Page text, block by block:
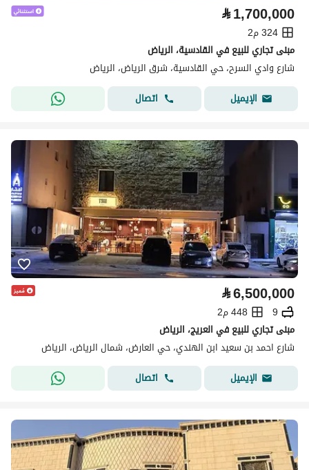
⃁1,700,000
324 م2
مبنى تجاري للبيع في القادسية، الرياض
شارع وادي السرح، حي القادسية، شرق الرياض، الرياض
الإيميل
اتصال
⃁6,500,000
9
448 م2
مبنى تجاري للبيع في العريج، الرياض
شارع احمد بن سعيد ابن الهندي، حي العارض، شمال الرياض، الرياض
الإيميل
اتصال